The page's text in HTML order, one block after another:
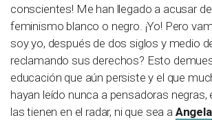
conscientes! Me han llegado a acusar
feminismo blanco o negro. ¡Yo! Pero
soy yo, después de dos siglos y medio
reclamando sus derechos? Esto
educación que aún persiste y el que
hayan leído nunca a pensadoras negras,
las tienen en el radar, ni que sea a